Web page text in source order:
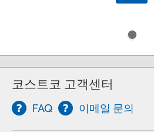
코스트코 고객센터
FAQ 이메일 문의